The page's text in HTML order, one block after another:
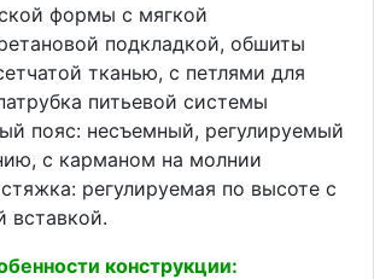
формы с мягкой
подкладкой, обшиты
тканью, с петлями для
питьевой системы
пояс: несъемный, регулируемый
с карманом на молнии
регулируемая по высоте с
вставкой.
конструкции: